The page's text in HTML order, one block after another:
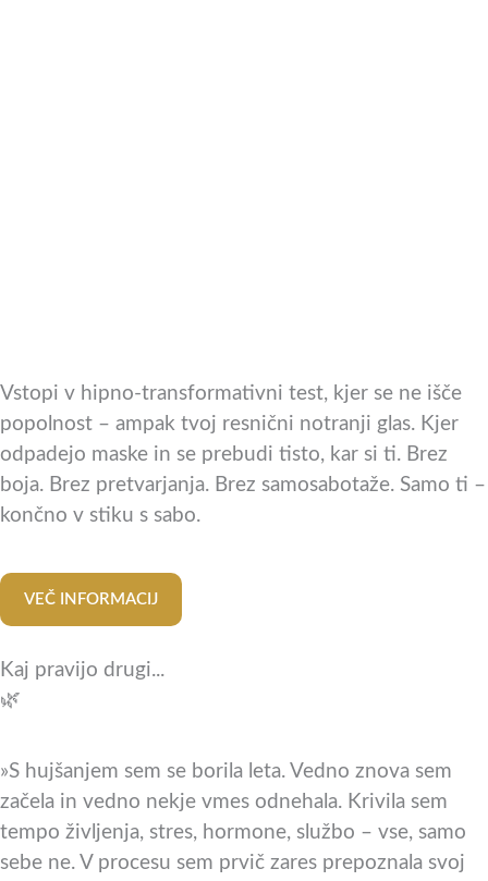
Vstopi v hipno-transformativni test, kjer se ne išče
popolnost – ampak tvoj resnični notranji glas. Kjer
odpadejo maske in se prebudi tisto, kar si ti. Brez
boja. Brez pretvarjanja. Brez samosabotaže. Samo ti –
končno v stiku s sabo.
VEČ INFORMACIJ
Kaj pravijo drugi...
🌿
»S hujšanjem sem se borila leta. Vedno znova sem
začela in vedno nekje vmes odnehala. Krivila sem
tempo življenja, stres, hormone, službo – vse, samo
sebe ne. V procesu sem prvič zares prepoznala svoj